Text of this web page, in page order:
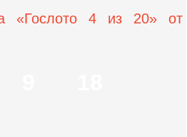
«Гослото 4 из 20» от